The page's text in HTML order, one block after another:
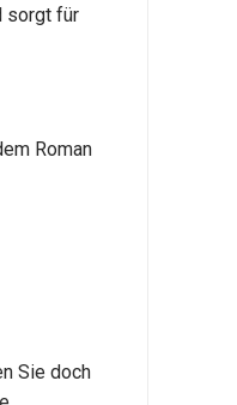
sorgt für
Roman
Sie doch